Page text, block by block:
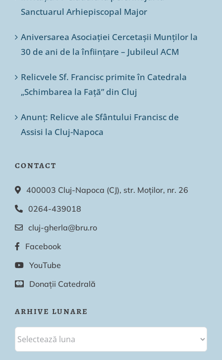
Sanctuarul Arhiepiscopal Major
Aniversarea Asociației Cercetașii Munților la
30 de ani de la înființare – Jubileul ACM
Relicvele Sf. Francisc primite în Catedrala
„Schimbarea la Față” din Cluj
Anunț: Relicve ale Sfântului Francisc de
Assisi la Cluj-Napoca
CONTACT
400003 Cluj-Napoca (CJ), str. Moților, nr. 26
0264-439018
cluj-gherla@bru.ro
Facebook
YouTube
Donații Catedrală
ARHIVE LUNARE